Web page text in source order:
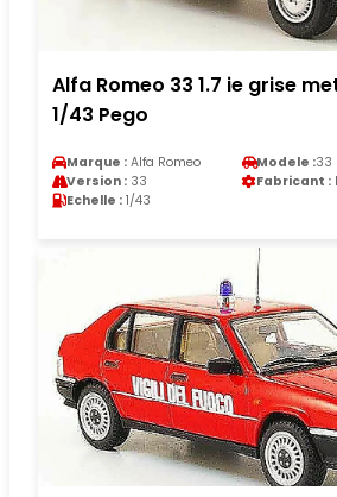
Alfa Romeo 33 1.7 ie grise
1/43 Pego
Marque : Alfa Romeo Modele :33
Version : 33 Fabricant :
Echelle : 1/43